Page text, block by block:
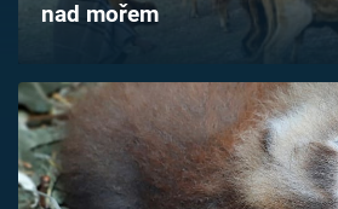
Sledujte prima+
Přihlášení
Sledujte nás
nad mořem